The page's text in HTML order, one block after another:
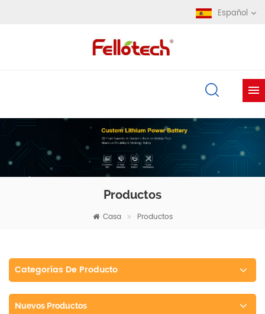
Español
Productos
Casa Productos
Categorías De Producto
Nuevos Productos